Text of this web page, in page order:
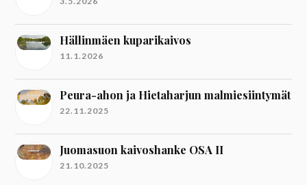
Hällinmäen kuparikaivos
11.1.2026
Peura-ahon ja Hietaharjun malmiesiintymät
22.11.2025
Juomasuon kaivoshanke OSA II
21.10.2025